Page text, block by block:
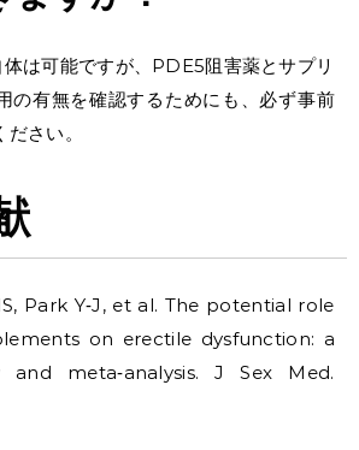
は可能ですが、PDE5阻害薬とサプリ
の有無を確認するためにも、必ず事前
さい。
Park Y‑J, et al. The potential role
on erectile dysfunction: a
and meta‑analysis. J Sex Med.